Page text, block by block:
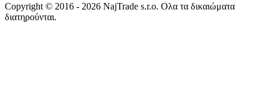
Copyright © 2016 - 2026 NajTrade s.r.o. Ολα τα δικαιώματα
διατηρούνται.